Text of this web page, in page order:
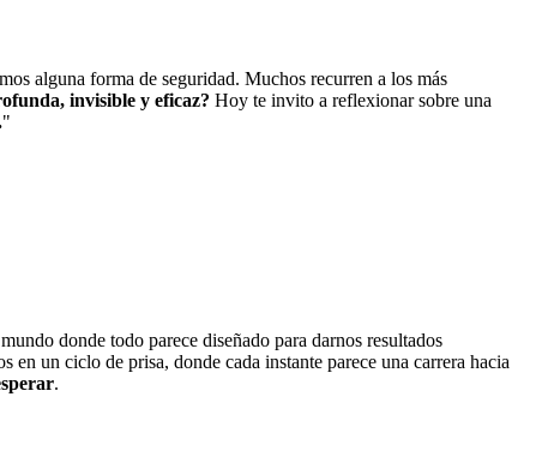
alguna forma de seguridad. Muchos recurren a los más
invisible y eficaz? Hoy te invito a reflexionar sobre una
"
donde todo parece diseñado para darnos resultados
un ciclo de prisa, donde cada instante parece una carrera hacia
.